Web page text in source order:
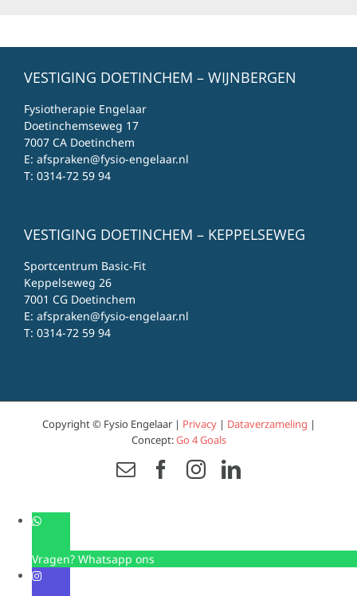
VESTIGING DOETINCHEM – WIJNBERGEN
Fysiotherapie Engelaar
Doetinchemseweg 17
7007 CA Doetinchem
E: afspraken@fysio-engelaar.nl
T: 0314-72 59 94
VESTIGING DOETINCHEM – KEPPELSEWEG
Sportcentrum Basic-Fit
Keppelseweg 26
7001 CG Doetinchem
E: afspraken@fysio-engelaar.nl
T: 0314-72 59 94
Copyright © Fysio Engelaar | Privacy| Dataverzameling |
Concept:Go 4 Goals
Email Facebook
Instagram
LinkedIn
Vragen? Whatsapp ons